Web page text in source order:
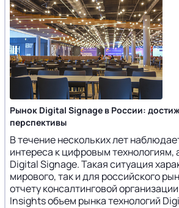
Рынок Digital Signage в России:
перспективы
В течение нескольких лет
интереса к цифровым технологиям,
Digital Signage. Такая ситуация
мирового, так и для российского
отчету консалтинговой
Insights объем рынка технологий